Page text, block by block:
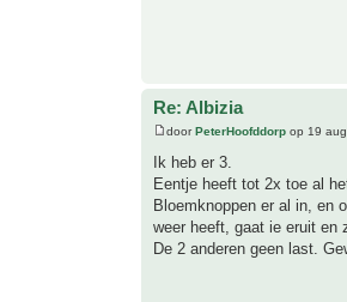
Re: Albizia
doorPeterHoofddorp op 19
Ik heb er 3.
Eentje heeft tot 2x toe al
Bloemknoppen er al in, en
weer heeft, gaat ie eruit en
De 2 anderen geen last.